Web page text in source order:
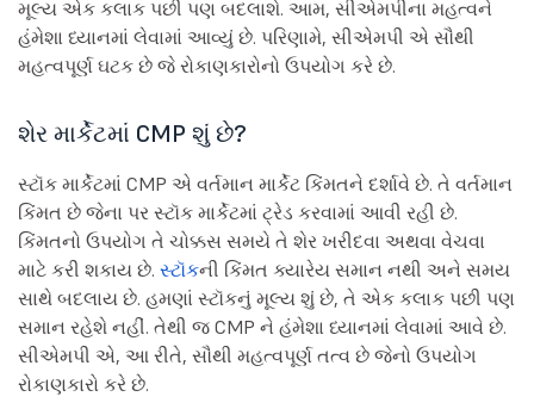
મૂલ્ય એક કલાક પછી પણ બદલાશે. આમ, સીએમપીના મહત્વને
હંમેશા ધ્યાનમાં લેવામાં આવ્યું છે. પરિણામે, સીએમપી એ સૌથી
મહત્વપૂર્ણ ઘટક છે જે રોકાણકારોનો ઉપયોગ કરે છે.
શેર માર્કેટમાં CMP શું છે?
સ્ટૉક માર્કેટમાં CMP એ વર્તમાન માર્કેટ કિંમતને દર્શાવે છે. તે વર્તમાન
કિંમત છે જેના પર સ્ટૉક માર્કેટમાં ટ્રેડ કરવામાં આવી રહી છે.
કિંમતનો ઉપયોગ તે ચોક્કસ સમયે તે શેર ખરીદવા અથવા વેચવા
માટે કરી શકાય છે. સ્ટૉકની કિંમત ક્યારેય સમાન નથી અને સમય
સાથે બદલાય છે. હમણાં સ્ટૉકનું મૂલ્ય શું છે, તે એક કલાક પછી પણ
સમાન રહેશે નહીં. તેથી જ CMP ને હંમેશા ધ્યાનમાં લેવામાં આવે છે.
સીએમપી એ, આ રીતે, સૌથી મહત્વપૂર્ણ તત્વ છે જેનો ઉપયોગ
રોકાણકારો કરે છે.